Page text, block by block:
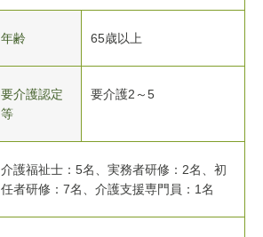
年齢 65歳以上
要介護認定
等
要介護2～5
介護福祉士：5名、実務者研修：2名、初
任者研修：7名、介護支援専門員：1名